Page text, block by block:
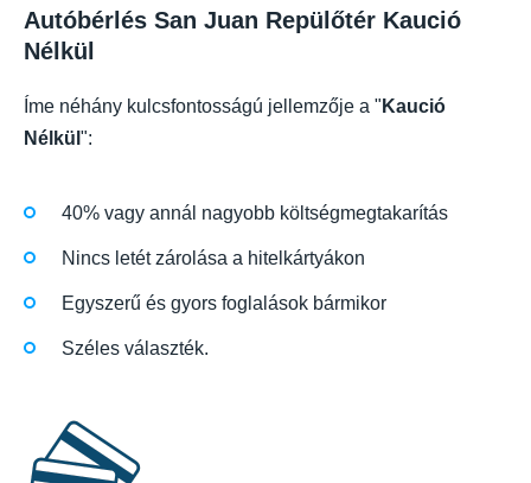
Autóbérlés San Juan Repülőtér Kaució
Nélkül
Íme néhány kulcsfontosságú jellemzője a " Kaució
Nélkül ":
40% vagy annál nagyobb költségmegtakarítás
Nincs letét zárolása a hitelkártyákon
Egyszerű és gyors foglalások bármikor
Széles választék.